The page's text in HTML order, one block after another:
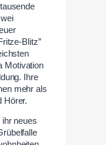
Blitz”
Motivation
Ihre
mehr als
Hörer.
neues